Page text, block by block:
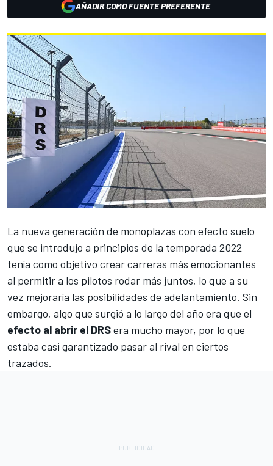
AÑADIR COMO FUENTE PREFERENTE
La nueva generación de monoplazas con efecto suelo
que se introdujo a principios de la temporada 2022
tenía como objetivo crear carreras más emocionantes
al permitir a los pilotos rodar más juntos, lo que a su
vez mejoraría las posibilidades de adelantamiento. Sin
embargo, algo que surgió a lo largo del año era que el
efecto al abrir el DRSera mucho mayor, por lo que
estaba casi garantizado pasar al rival en ciertos
trazados.